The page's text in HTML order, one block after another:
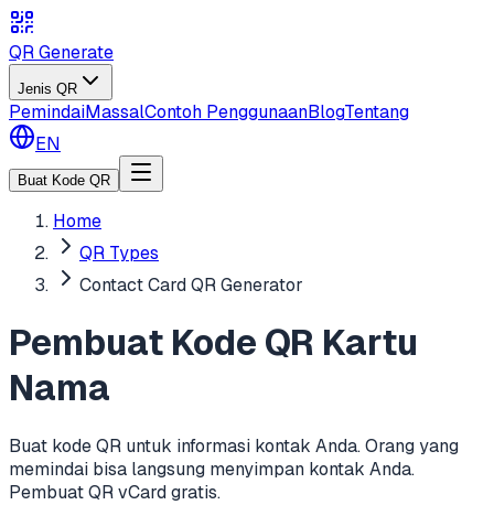
QR Generate
Jenis QR
PemindaiMassalContoh PenggunaanBlogTentang
EN
Buat Kode QR
Home
QR Types
Contact Card QR Generator
Pembuat Kode QR Kartu
Nama
Buat kode QR untuk informasi kontak Anda. Orang yang
memindai bisa langsung menyimpan kontak Anda.
Pembuat QR vCard gratis.